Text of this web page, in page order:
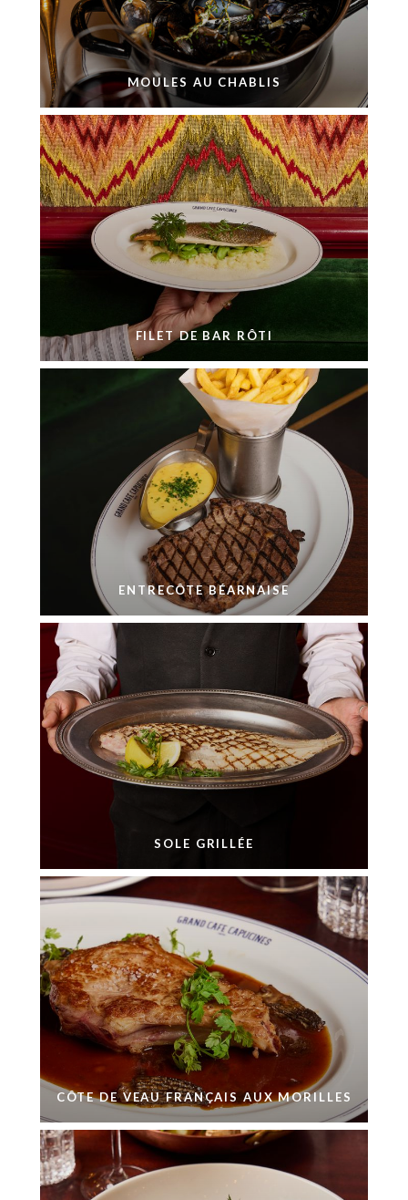
MOULES AU CHABLIS
FILET DE BAR RÔTI
ENTRECÔTE BÉARNAISE
SOLE GRILLÉE
CÔTE DE VEAU FRANÇAIS AUX MORILLES